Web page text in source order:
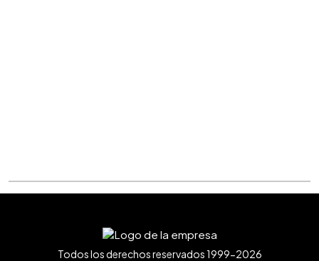
Todos los derechos reservados 1999-2026